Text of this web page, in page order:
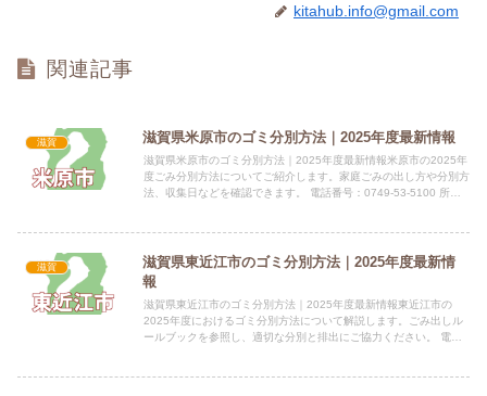
kitahub.info@gmail.com
関連記事
滋賀 滋賀県米原市のゴミ分別方法｜2025年度最新情報
滋賀県米原市のゴミ分別方法｜2025年度最新情報米原市の2025年
度ごみ分別方法についてご紹介します。家庭ごみの出し方や分別方
法、収集日などを確認できます。 電話番号：0749-53-5100 所在
滋賀
滋賀県東近江市のゴミ分別方法｜2025年度最新情
報
滋賀県東近江市のゴミ分別方法｜2025年度最新情報東近江市の
2025年度におけるゴミ分別方法について解説します。ごみ出しル
ールブックを参照し、適切な分別と排出にご協力ください。 電話